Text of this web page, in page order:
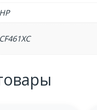
HP
CF461XC